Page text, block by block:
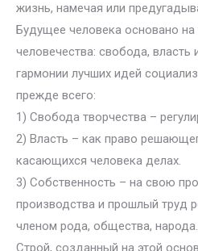
жизнь, намечая или
Будущее человека основано на
человечества: свобода, власть
гармонии лучших идей
прежде всего:
1) Свобода творчества –
2) Власть – как право
касающихся человека делах.
3) Собственность – на свою
производства и прошлый труд
членом рода, общества, народа.
Строй, созданный на этой